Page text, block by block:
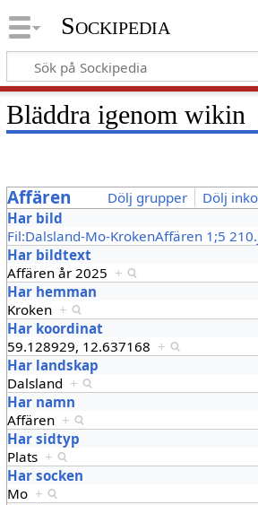
Sockipedia
Bläddra igenom wikin
Affären Dölj grupper
Dölj
Har bild
Fil:Dalsland-Mo-KrokenAffären 1;5
Har bildtext
Affären år 2025 +
Har hemman
Kroken +
Har koordinat
59.128929, 12.637168 +
Har landskap
Dalsland +
Har namn
Affären +
Har sidtyp
Plats +
Har socken
Mo +